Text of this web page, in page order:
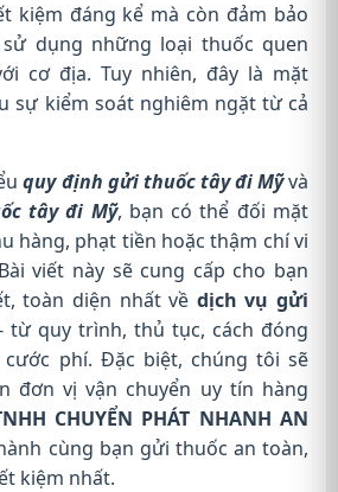
kiệm đáng kể mà còn đảm bảo
dụng những loại thuốc quen
cơ địa. Tuy nhiên, đây là mặt
sự kiểm soát nghiêm ngặt từ cả
quy định gửi thuốc tây đi Mỹvà
tây đi Mỹ, bạn có thể đối mặt
hàng, phạt tiền hoặc thậm chí vi
viết này sẽ cung cấp cho bạn
toàn diện nhất về dịch vụ gửi
từ quy trình, thủ tục, cách đóng
phí. Đặc biệt, chúng tôi sẽ
đơn vị vận chuyển uy tín hàng
CHUYỂN PHÁT NHANH AN
cùng bạn gửi thuốc an toàn,
kiệm nhất.